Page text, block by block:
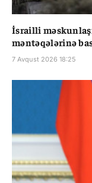
İsrailli
məntəqələrinə
7 Avqust 2026 18:25